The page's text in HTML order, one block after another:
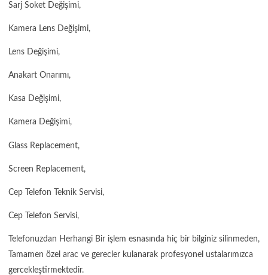
Sarj Soket Değişimi,
Kamera Lens Değişimi,
Lens Değişimi,
Anakart Onarımı,
Kasa Değişimi,
Kamera Değişimi,
Glass Replacement,
Screen Replacement,
Cep Telefon Teknik Servisi,
Cep Telefon Servisi,
Telefonuzdan Herhangi Bir işlem esnasında hiç bir bilginiz silinmeden,
Tamamen özel arac ve gerecler kulanarak profesyonel ustalarımızca
gercekleştirmektedir.